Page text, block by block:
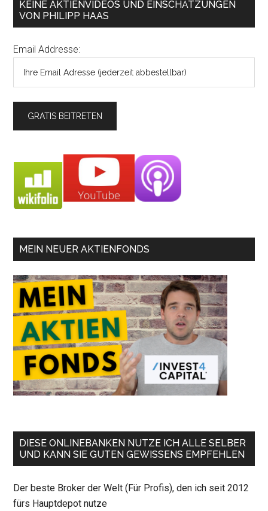
KEINE AKTIENVIDEOS UND EINSCHÄTZUNGEN
VON PHILIPP HAAS
Email Addresse:
MEIN NEUER AKTIENFONDS
DIESE ONLINEBANKEN NUTZE ICH ALLE SELBER
UND KANN SIE GUTEN GEWISSENS EMPFEHLEN
Der beste Broker der Welt (Für Profis), den ich seit 2012
fürs Hauptdepot nutze